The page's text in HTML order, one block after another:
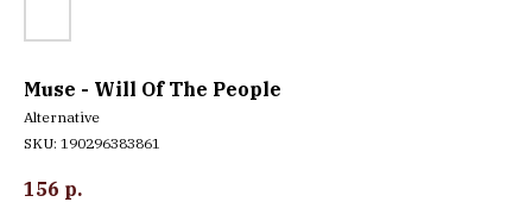
Muse - Will Of The People
Alternative
SKU: 190296383861
156 р.